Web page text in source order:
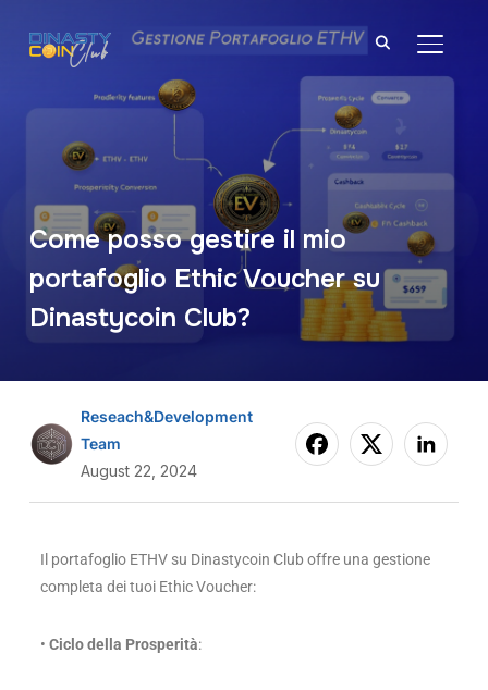
Come posso gestire il mio
portafoglio Ethic Voucher su
Dinastycoin Club?
Reseach&Development
Team
August 22, 2024
Il portafoglio ETHV su Dinastycoin Club offre una gestione
completa dei tuoi Ethic Voucher:
• Ciclo della Prosperità: